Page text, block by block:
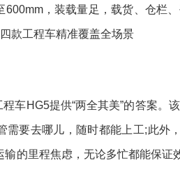
，装载量足，载货、仓栏
款工程车精准覆盖全场景
HG5提供“两全其美”的答案。
要去哪儿，随时都能上工;此外
的里程焦虑，无论多忙都能保证